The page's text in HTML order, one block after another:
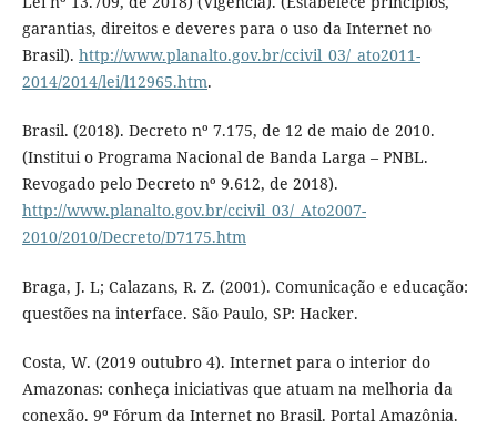
garantias, direitos e deveres para o uso da Internet no
Brasil). http://www.planalto.gov.br/ccivil_03/_ato2011-
2014/2014/lei/l12965.htm.
Brasil. (2018). Decreto nº 7.175, de 12 de maio de 2010.
(Institui o Programa Nacional de Banda Larga – PNBL.
Revogado pelo Decreto nº 9.612, de 2018).
http://www.planalto.gov.br/ccivil_03/_Ato2007-
2010/2010/Decreto/D7175.htm
Braga, J. L; Calazans, R. Z. (2001). Comunicação e educação:
questões na interface. São Paulo, SP: Hacker.
Costa, W. (2019 outubro 4). Internet para o interior do
Amazonas: conheça iniciativas que atuam na melhoria da
conexão. 9º Fórum da Internet no Brasil. Portal Amazônia.